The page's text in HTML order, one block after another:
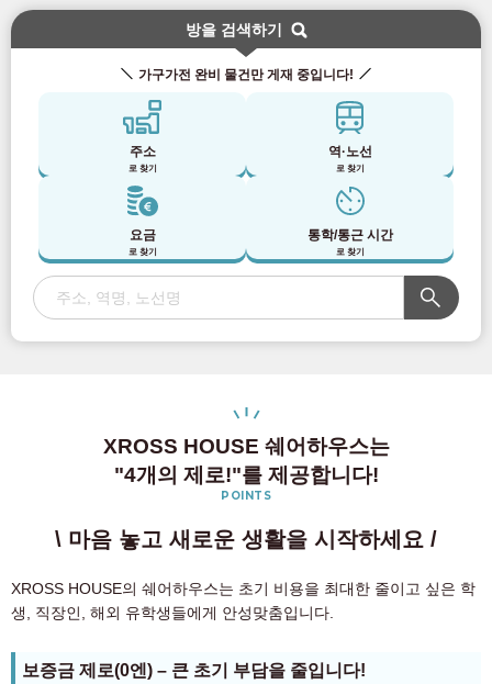
방을 검색하기
가구가전 완비 물건만 게재 중입니다!
주소
로 찾기
역·노선
로 찾기
요금
로 찾기
통학/통근 시간
로 찾기
XROSS HOUSE 쉐어하우스는
"4개의 제로!"를 제공합니다!
POINTS
\ 마음 놓고 새로운 생활을 시작하세요 /
XROSS HOUSE의 쉐어하우스는 초기 비용을 최대한 줄이고 싶은 학
생, 직장인, 해외 유학생들에게 안성맞춤입니다.
보증금 제로(0엔) – 큰 초기 부담을 줄입니다!